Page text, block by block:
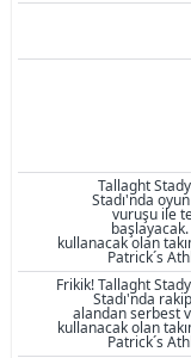
Tallaght
Stadı'nda
vuruşu ile
başlayacak.
kullanacak olan
Patrick´s
Frikik! Tallaght
Stadı'nda
alandan serbest
kullanacak olan
Patrick´s